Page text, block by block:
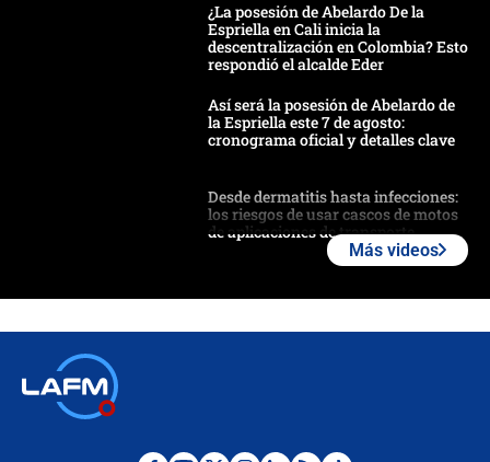
¿La posesión de Abelardo De la
Espriella en Cali inicia la
descentralización en Colombia? Esto
respondió el alcalde Eder
Así será la posesión de Abelardo de
la Espriella este 7 de agosto:
cronograma oficial y detalles clave
Desde dermatitis hasta infecciones:
los riesgos de usar cascos de motos
de aplicaciones de transporte
Más videos